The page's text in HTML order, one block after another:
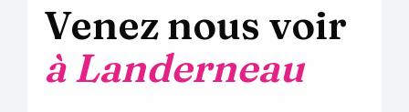
Venez nous voir
à Landerneau